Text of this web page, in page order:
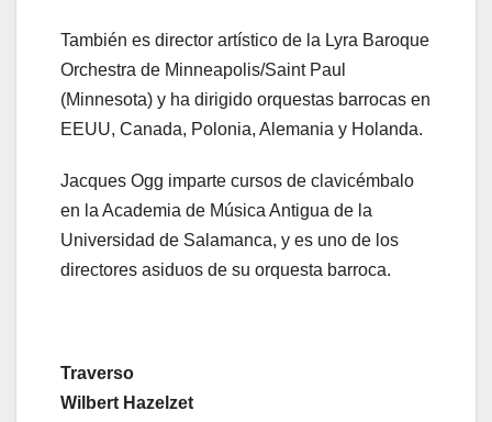
También es director artístico de la Lyra Baroque
Orchestra de Minneapolis/Saint Paul
(Minnesota) y ha dirigido orquestas barrocas en
EEUU, Canada, Polonia, Alemania y Holanda.
Jacques Ogg imparte cursos de clavicémbalo
en la Academia de Música Antigua de la
Universidad de Salamanca, y es uno de los
directores asiduos de su orquesta barroca.
Traverso
Wilbert Hazelzet